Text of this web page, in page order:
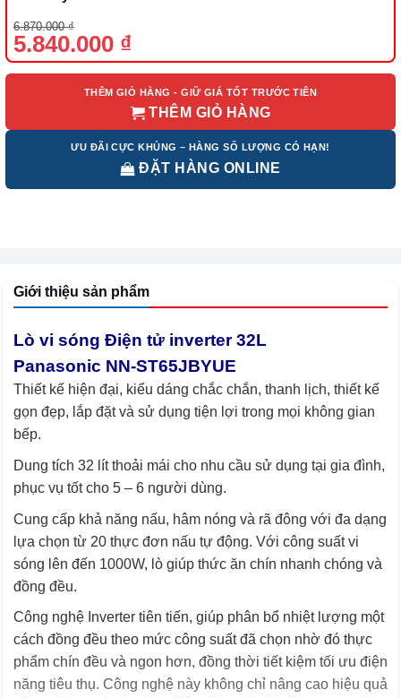
6.870.000₫
Giá
gốc
là:
6.870.000 ₫.
5.840.000 ₫
Giá
hiện
tại
là:
THÊM GIỎ HÀNG - GIỮ GIÁ TỐT TRƯỚC TIÊN
THÊM GIỎ HÀNG
ƯU ĐÃI CỰC KHỦNG – HÀNG SỐ LƯỢNG CÓ HẠN!
ĐẶT HÀNG ONLINE
Giới thiệu sản phẩm
Lò vi sóng Điện tử inverter 32L
Panasonic NN-ST65JBYUE
Thiết kế hiện đại, kiểu dáng chắc chắn, thanh lịch, thiết kế
gọn đẹp, lắp đặt và sử dụng tiện lợi trong mọi không gian
bếp.
Dung tích 32 lít thoải mái cho nhu cầu sử dụng tại gia đình,
phục vụ tốt cho 5 – 6 người dùng.
Cung cấp khả năng nấu, hâm nóng và rã đông với đa dạng
lựa chọn từ 20 thực đơn nấu tự động. Với công suất vi
sóng lên đến 1000W, lò giúp thức ăn chín nhanh chóng và
đồng đều.
Công nghệ Inverter tiên tiến, giúp phân bổ nhiệt lượng một
cách đồng đều theo mức công suất đã chọn nhờ đó thực
phẩm chín đều và ngon hơn, đồng thời tiết kiệm tối ưu điện
năng tiêu thụ. Công nghệ này không chỉ nâng cao hiệu quả